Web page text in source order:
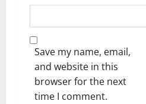
Save my name, email,
and website in this
browser for the next
time I comment.